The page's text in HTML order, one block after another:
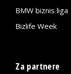
BMW biznis liga
Bizlife Week
Za partnere